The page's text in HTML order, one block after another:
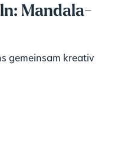
Mandala-
gemeinsam kreativ